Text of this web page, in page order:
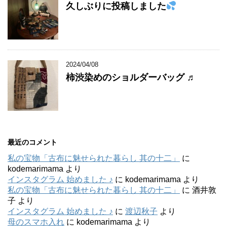
久しぶりに投稿しました
2024/04/08
柿渋染めのショルダーバッグ ♬
最近のコメント
私の宝物「古布に魅せられた暮らし 其の十二」
に
kodemarimama より
インスタグラム 始めました ♪ に kodemarimama より
私の宝物「古布に魅せられた暮らし 其の十二」
に 酒井敦
子 より
インスタグラム 始めました ♪ に 渡辺秋子 より
母のスマホ入れ に kodemarimama より